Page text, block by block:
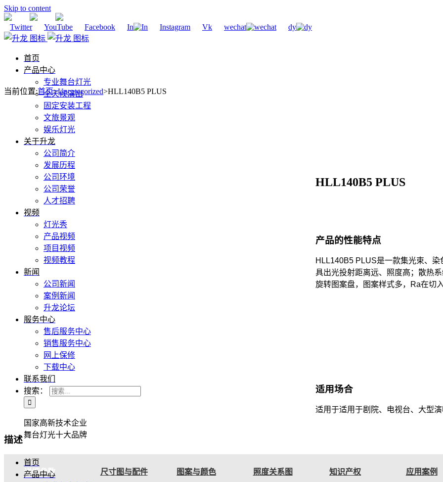
Skip to content
Twitter YouTube Facebook In Instagram Vk wechat dy
首页
产品中心
专业舞台灯光
全天候演出
固定安装工程
文旅景观
娱乐灯光
关于升龙
公司简介
发展历程
公司环境
公司荣誉
人才招聘
视频
灯光秀
产品视频
项目视频
视频教程
新闻
公司新闻
案例新闻
升龙论坛
服务中心
售后服务中心
销售服务中心
网上保修
下载中心
联系我们
搜索：
国家高新技术企业
舞台灯光十大品牌
首页
产品中心
当前位置:首页>Uncategorized>HLL140B5 PLUS
HLL140B5 PLUS
产品的性能特点
HLL140B5 PLUS是一款集光束、
具出光投射距离远、照度高；散热
旋转图案盘，图案样式多，Ra在切
适用场合
适用于适用于剧院、电视台、大型
描述
详细参数 尺寸图与配件 图案与颜色 照度关系图 知识产权 应用案例